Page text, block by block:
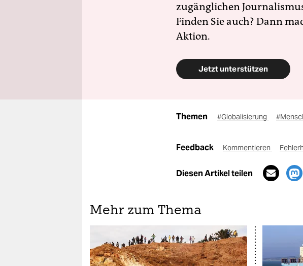
zugänglichen
Finden Sie auch? Dann
Aktion.
Jetzt unterstützen
Themen #Globalisierung
Feedback Kommentieren
Diesen Artikel teilen
Mehr zum Thema